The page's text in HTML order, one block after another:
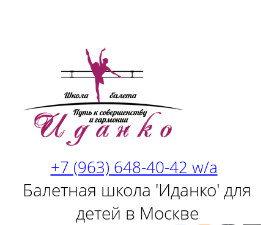
+7 (963) 648-40-42 w/a
Балетная школа 'Иданко' для
детей в Москве